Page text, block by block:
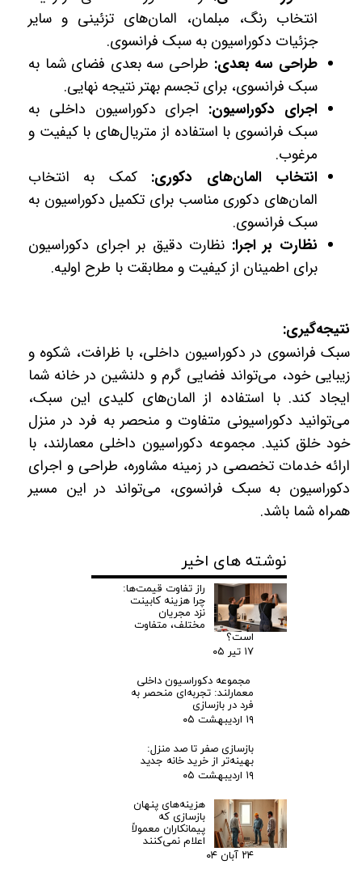
انتخاب رنگ، مبلمان، المان‌های تزئینی و سایر
جزئیات دکوراسیون به سبک فرانسوی.
طراحی سه بعدی: طراحی سه بعدی فضای شما به
سبک فرانسوی، برای تجسم بهتر نتیجه نهایی.
اجرای دکوراسیون: اجرای دکوراسیون داخلی به
سبک فرانسوی با استفاده از متریال‌های با کیفیت و
مرغوب.
انتخاب المان‌های دکوری: کمک به انتخاب
المان‌های دکوری مناسب برای تکمیل دکوراسیون به
سبک فرانسوی.
نظارت بر اجرا: نظارت دقیق بر اجرای دکوراسیون
برای اطمینان از کیفیت و مطابقت با طرح اولیه.
نتیجه‌گیری:
سبک فرانسوی در دکوراسیون داخلی، با ظرافت، شکوه و
زیبایی خود، می‌تواند فضایی گرم و دلنشین در خانه شما
ایجاد کند. با استفاده از المان‌های کلیدی این سبک،
می‌توانید دکوراسیونی متفاوت و منحصر به فرد در منزل
خود خلق کنید. مجموعه دکوراسیون داخلی معمارلند، با
ارائه خدمات تخصصی در زمینه مشاوره، طراحی و اجرای
دکوراسیون به سبک فرانسوی، می‌تواند در این مسیر
همراه شما باشد.
نوشته های اخیر
راز تفاوت قیمت‌ها:
چرا هزینه کابینت
نزد مجریان
مختلف، متفاوت
است؟
۱۷ تیر ۰۵
مجموعه دکوراسیون داخلی
معمارلند: تجربه‌ای منحصر به
فرد در بازسازی
۱۹ اردیبهشت ۰۵
بازسازی صفر تا صد منزل:
بهینه‌تر از خرید خانه جدید
۱۹ اردیبهشت ۰۵
هزینه‌های پنهان
بازسازی که
پیمانکاران معمولاً
اعلام نمی‌کنند
۲۴ آبان ۰۴